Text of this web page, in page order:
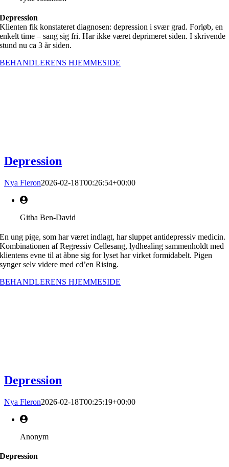
Depression
Klienten fik konstateret diagnosen: depression i svær grad. Forløb, en
enkelt time – sang sig fri. Har ikke været deprimeret siden. I skrivende
stund nu ca 3 år siden.
BEHANDLERENS HJEMMESIDE
Depression
Nya Fleron2026-02-18T00:26:54+00:00
Githa Ben-David
En ung pige, som har været indlagt, har sluppet antidepressiv medicin.
Kombinationen af Regressiv Cellesang, lydhealing sammenholdt med
klientens evne til at åbne sig for lyset har virket formidabelt. Pigen
synger selv videre med cd’en Rising.
BEHANDLERENS HJEMMESIDE
Depression
Nya Fleron2026-02-18T00:25:19+00:00
Anonym
Depression